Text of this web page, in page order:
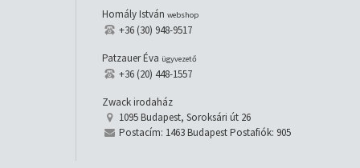
Homály István webshop
+36 (30) 948-9517
Patzauer Éva ügyvezető
+36 (20) 448-1557
Zwack irodaház
1095 Budapest, Soroksári út 26
Postacím: 1463 Budapest Postafiók: 905